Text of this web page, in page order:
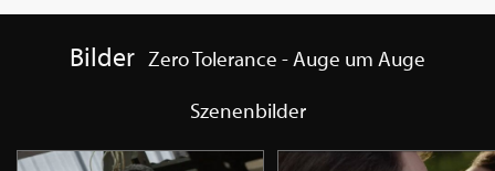
Bilder Zero Tolerance - Auge um Auge
Szenenbilder